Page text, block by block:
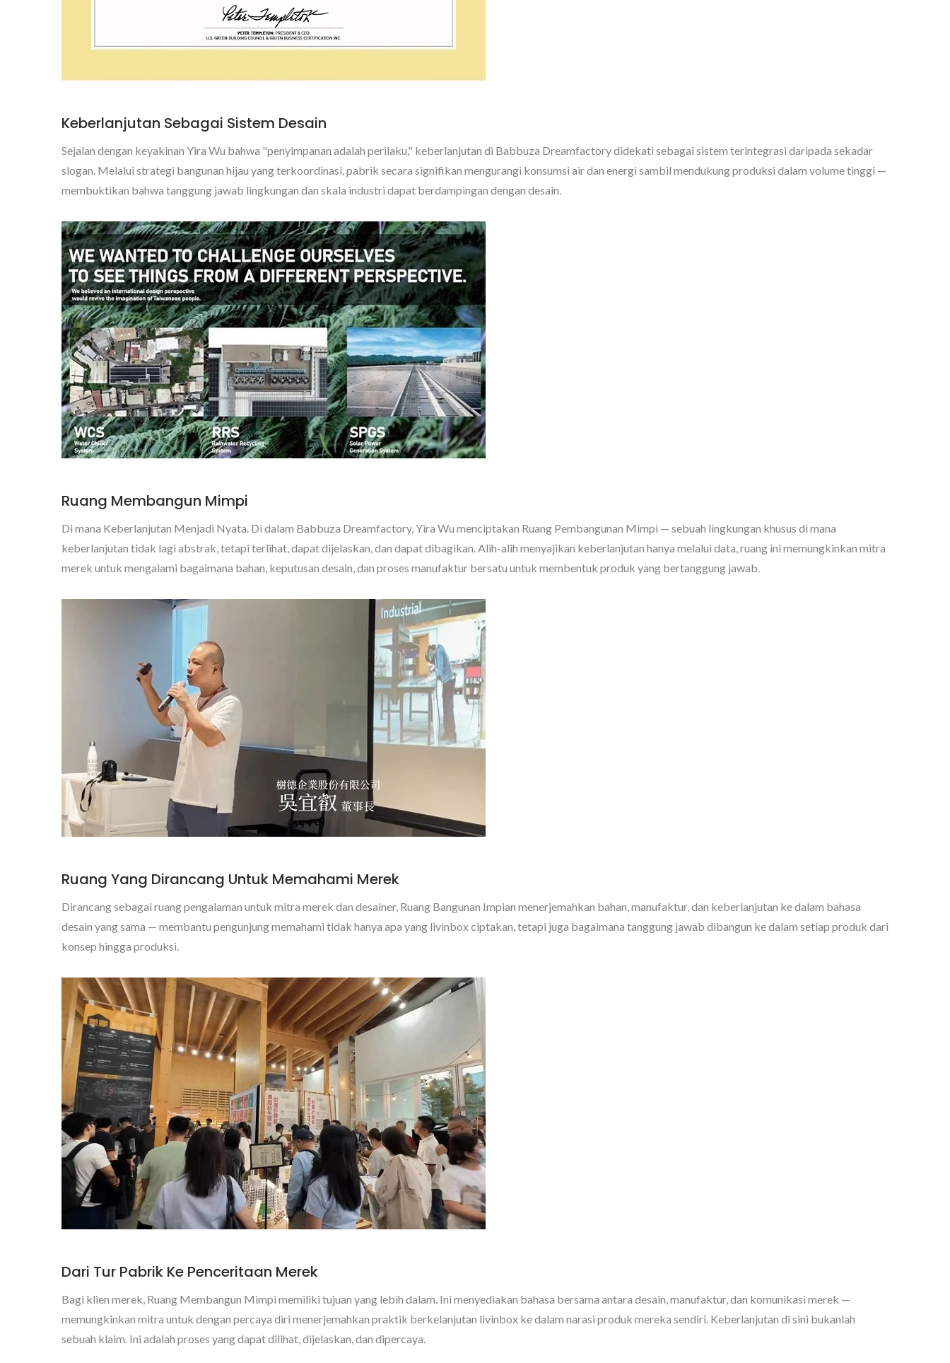
Keberlanjutan Sebagai Sistem Desain
Sejalan dengan keyakinan Yira Wu bahwa "penyimpanan adalah perilaku," keberlanjutan di Babbuza Dreamfactory didekati sebagai sistem terintegrasi daripada sekadar
slogan. Melalui strategi bangunan hijau yang terkoordinasi, pabrik secara signifikan mengurangi konsumsi air dan energi sambil mendukung produksi dalam volume tinggi —
membuktikan bahwa tanggung jawab lingkungan dan skala industri dapat berdampingan dengan desain.
Ruang Membangun Mimpi
Di mana Keberlanjutan Menjadi Nyata. Di dalam Babbuza Dreamfactory, Yira Wu menciptakan Ruang Pembangunan Mimpi — sebuah lingkungan khusus di mana
keberlanjutan tidak lagi abstrak, tetapi terlihat, dapat dijelaskan, dan dapat dibagikan. Alih-alih menyajikan keberlanjutan hanya melalui data, ruang ini memungkinkan mitra
merek untuk mengalami bagaimana bahan, keputusan desain, dan proses manufaktur bersatu untuk membentuk produk yang bertanggung jawab.
Ruang Yang Dirancang Untuk Memahami Merek
Dirancang sebagai ruang pengalaman untuk mitra merek dan desainer, Ruang Bangunan Impian menerjemahkan bahan, manufaktur, dan keberlanjutan ke dalam bahasa
desain yang sama — membantu pengunjung memahami tidak hanya apa yang livinbox ciptakan, tetapi juga bagaimana tanggung jawab dibangun ke dalam setiap produk dari
konsep hingga produksi.
Dari Tur Pabrik Ke Penceritaan Merek
Bagi klien merek, Ruang Membangun Mimpi memiliki tujuan yang lebih dalam. Ini menyediakan bahasa bersama antara desain, manufaktur, dan komunikasi merek —
memungkinkan mitra untuk dengan percaya diri menerjemahkan praktik berkelanjutan livinbox ke dalam narasi produk mereka sendiri. Keberlanjutan di sini bukanlah
sebuah klaim. Ini adalah proses yang dapat dilihat, dijelaskan, dan dipercaya.